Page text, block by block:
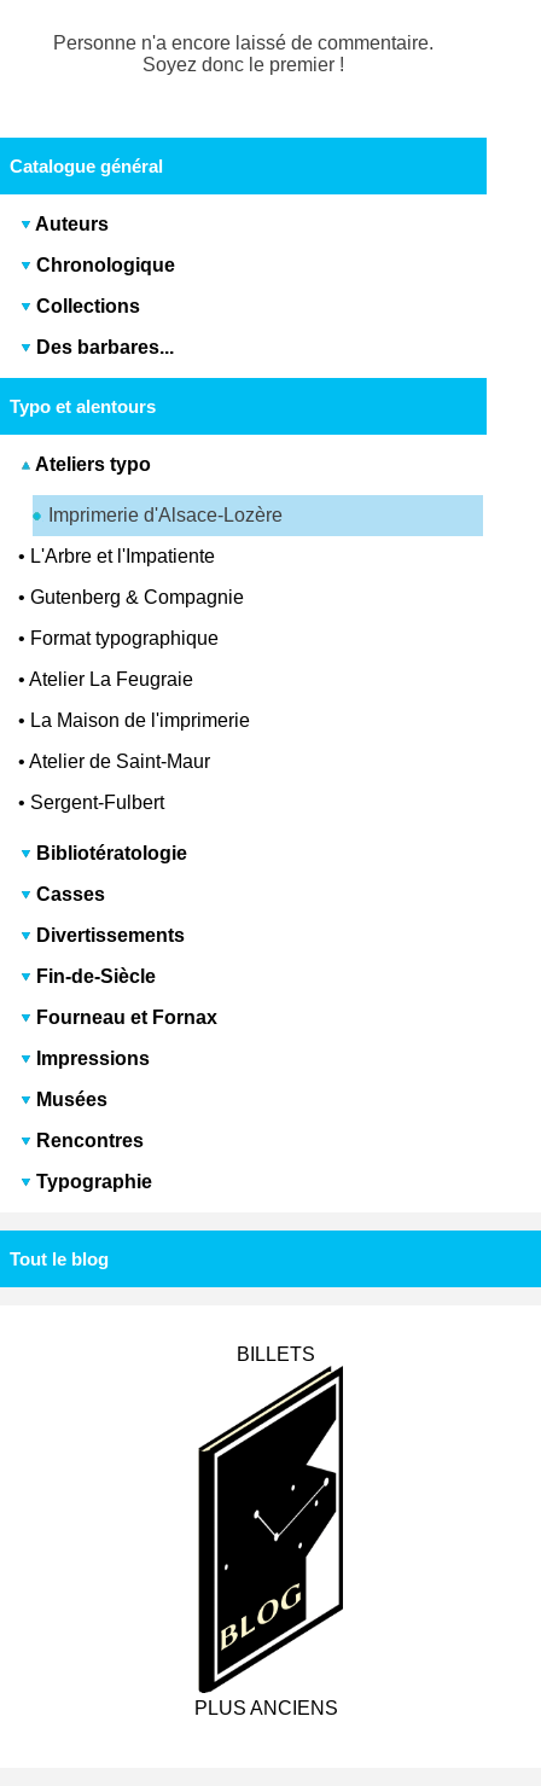
Personne n'a encore laissé de commentaire.
Soyez donc le premier !
Catalogue général
Auteurs
Chronologique
Collections
Des barbares...
Typo et alentours
Ateliers typo
Imprimerie d'Alsace-Lozère
• L'Arbre et l'Impatiente
•Gutenberg & Compagnie
• Format typographique
•Atelier La Feugraie
• La Maison de l'imprimerie
•Atelier de Saint-Maur
• Sergent-Fulbert
Bibliotératologie
Casses
Divertissements
Fin-de-Siècle
Fourneau et Fornax
Impressions
Musées
Rencontres
Typographie
Tout le blog
BILLETS
PLUS ANCIENS